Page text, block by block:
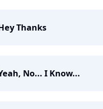
Thanks
No... I Know...